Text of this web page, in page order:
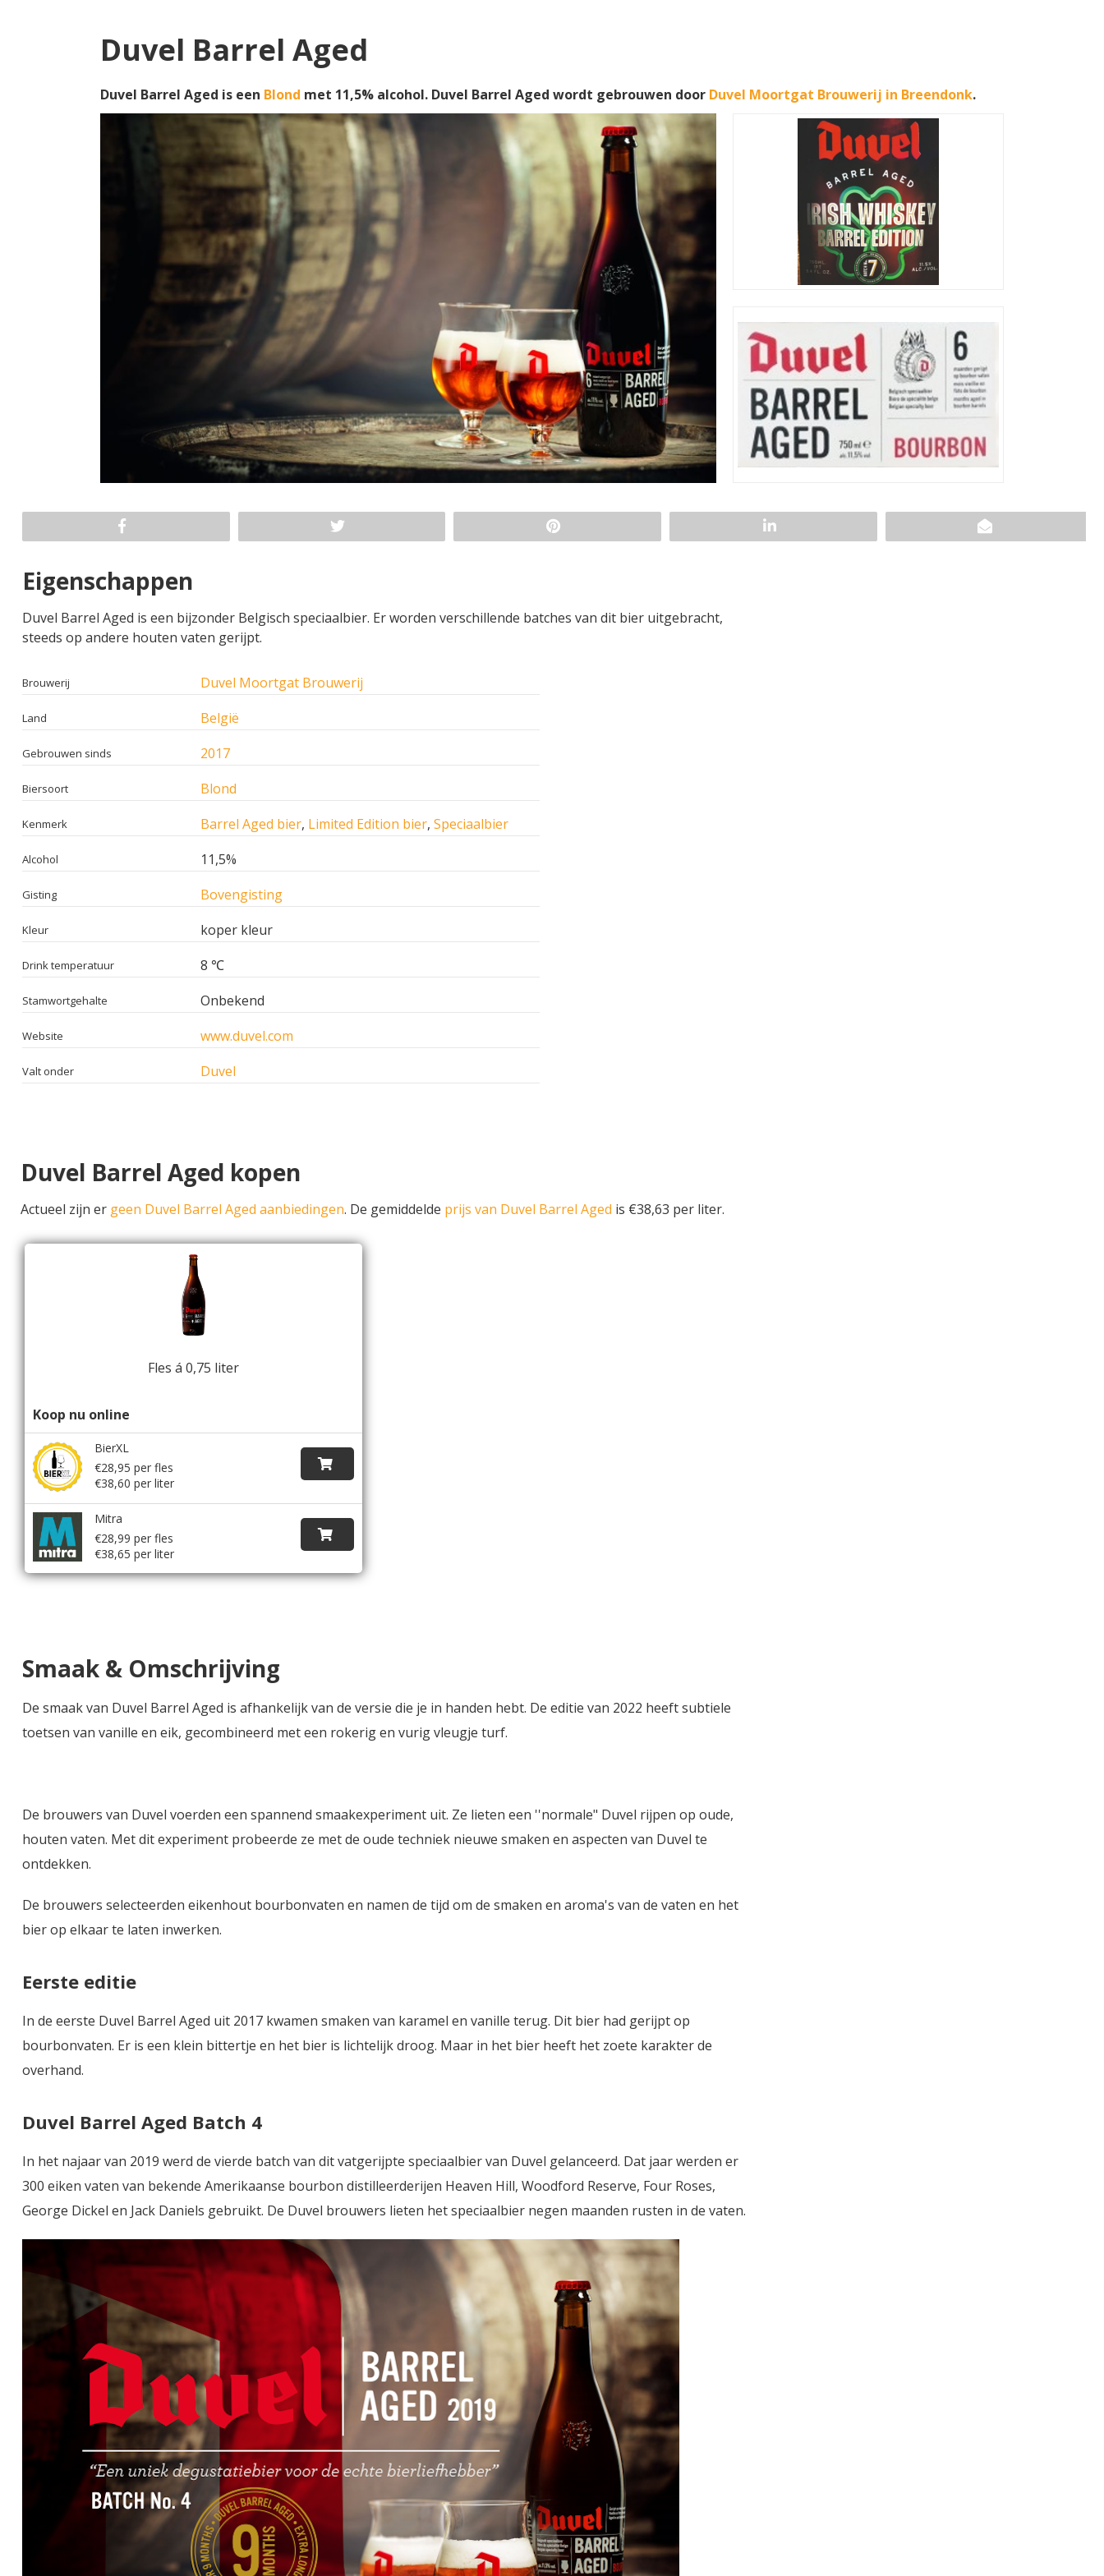
Duvel Barrel Aged
Duvel Barrel Aged is een Blond met 11,5% alcohol. Duvel Barrel Aged wordt gebrouwen door Duvel Moortgat Brouwerij in Breendonk.
Eigenschappen
Duvel Barrel Aged is een bijzonder Belgisch speciaalbier. Er worden verschillende batches van dit bier uitgebracht,
steeds op andere houten vaten gerijpt.
Brouwerij Duvel Moortgat Brouwerij
Land België
Gebrouwen sinds 2017
Biersoort Blond
Kenmerk Barrel Aged bier, Limited Edition bier, Speciaalbier
Alcohol 11,5%
Gisting Bovengisting
Kleur koper kleur
Drink temperatuur 8 ℃
Stamwortgehalte Onbekend
Website www.duvel.com
Valt onder Duvel
Duvel Barrel Aged kopen
Actueel zijn er geen Duvel Barrel Aged aanbiedingen. De gemiddelde prijs van Duvel Barrel Aged is €38,63 per liter.
Fles á 0,75 liter
Koop nu online
BierXL
€28,95 per fles
€38,60 per liter
Mitra
€28,99 per fles
€38,65 per liter
Smaak & Omschrijving
De smaak van Duvel Barrel Aged is afhankelijk van de versie die je in handen hebt. De editie van 2022 heeft subtiele
toetsen van vanille en eik, gecombineerd met een rokerig en vurig vleugje turf.
De brouwers van Duvel voerden een spannend smaakexperiment uit. Ze lieten een ''normale" Duvel rijpen op oude,
houten vaten. Met dit experiment probeerde ze met de oude techniek nieuwe smaken en aspecten van Duvel te
ontdekken.
De brouwers selecteerden eikenhout bourbonvaten en namen de tijd om de smaken en aroma's van de vaten en het
bier op elkaar te laten inwerken.
Eerste editie
In de eerste Duvel Barrel Aged uit 2017 kwamen smaken van karamel en vanille terug. Dit bier had gerijpt op
bourbonvaten. Er is een klein bittertje en het bier is lichtelijk droog. Maar in het bier heeft het zoete karakter de
overhand.
Duvel Barrel Aged Batch 4
In het najaar van 2019 werd de vierde batch van dit vatgerijpte speciaalbier van Duvel gelanceerd. Dat jaar werden er
300 eiken vaten van bekende Amerikaanse bourbon distilleerderijen Heaven Hill, Woodford Reserve, Four Roses,
George Dickel en Jack Daniels gebruikt. De Duvel brouwers lieten het speciaalbier negen maanden rusten in de vaten.